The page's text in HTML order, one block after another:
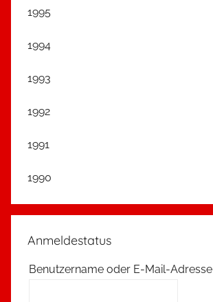
1995
1994
1993
1992
1991
1990
Anmeldestatus
Benutzername oder E-Mail-Adresse